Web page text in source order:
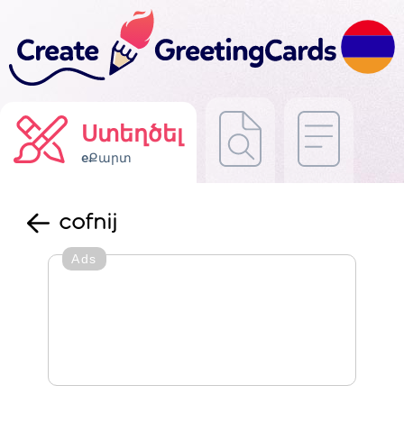
Ստեղծել
eՔարտ
cofnij
Ads